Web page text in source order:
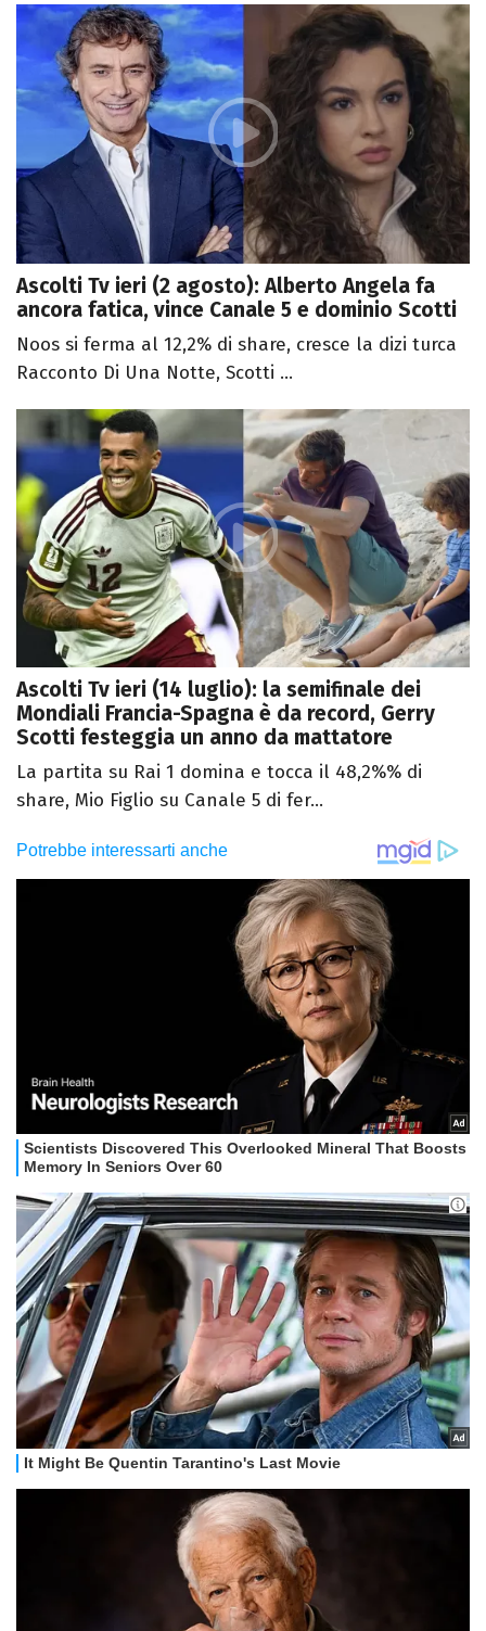
Ascolti Tv ieri (2 agosto): Alberto Angela fa
ancora fatica, vince Canale 5 e dominio Scotti
Noos si ferma al 12,2% di share, cresce la dizi turca
Racconto Di Una Notte, Scotti ...
Ascolti Tv ieri (14 luglio): la semifinale dei
Mondiali Francia-Spagna è da record, Gerry
Scotti festeggia un anno da mattatore
La partita su Rai 1 domina e tocca il 48,2%% di
share, Mio Figlio su Canale 5 di fer...